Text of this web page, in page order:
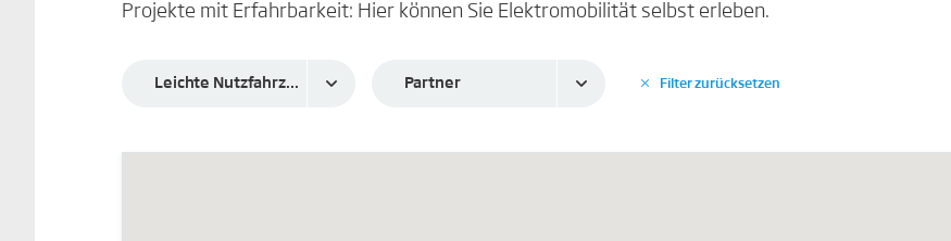
Projekte mit Erfahrbarkeit: Hier können Sie Elektromobilität selbst erleben.
Leichte Nutzfahrzeuge Partner ✕ Filter zurücksetzen